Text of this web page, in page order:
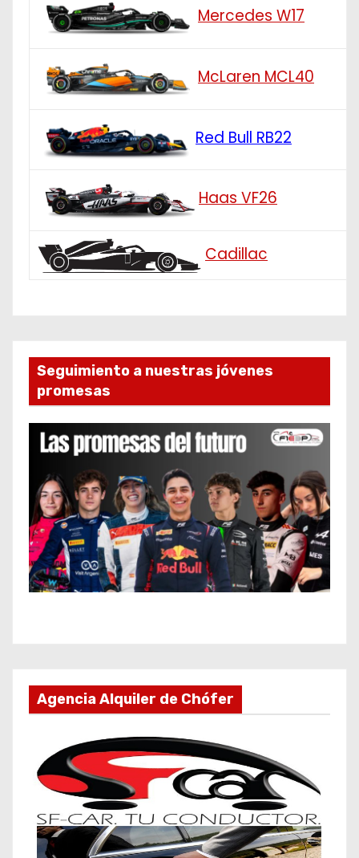
Mercedes W17
McLaren MCL40
Red Bull RB22
Haas VF26
Cadillac
Seguimiento a nuestras jóvenes
promesas
Agencia Alquiler de Chófer